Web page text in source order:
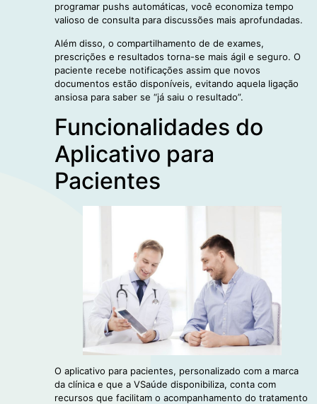
programar pushs automáticas, você economiza tempo
valioso de consulta para discussões mais aprofundadas.
Além disso, o compartilhamento de de exames,
prescrições e resultados torna-se mais ágil e seguro. O
paciente recebe notificações assim que novos
documentos estão disponíveis, evitando aquela ligação
ansiosa para saber se “já saiu o resultado”.
Funcionalidades do
Aplicativo para
Pacientes
O aplicativo para pacientes, personalizado com a marca
da clínica e que a VSaúde disponibiliza, conta com
recursos que facilitam o acompanhamento do tratamento